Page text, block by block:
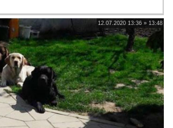
12.07.2020 13:36 » 13:48